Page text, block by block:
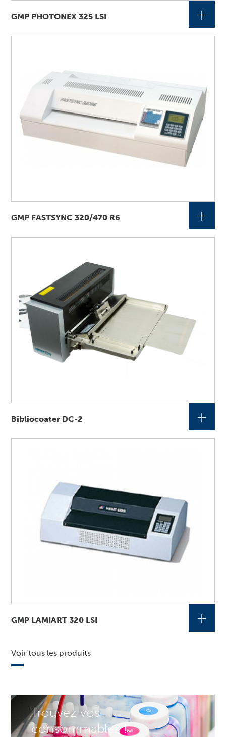
Trouvez vos
consommables !
GMP PHOTONEX 325 LSI +
GMP FASTSYNC 320/470 R6 +
Bibliocoater DC-2 +
GMP LAMIART 320 LSI +
Voir tous les produits